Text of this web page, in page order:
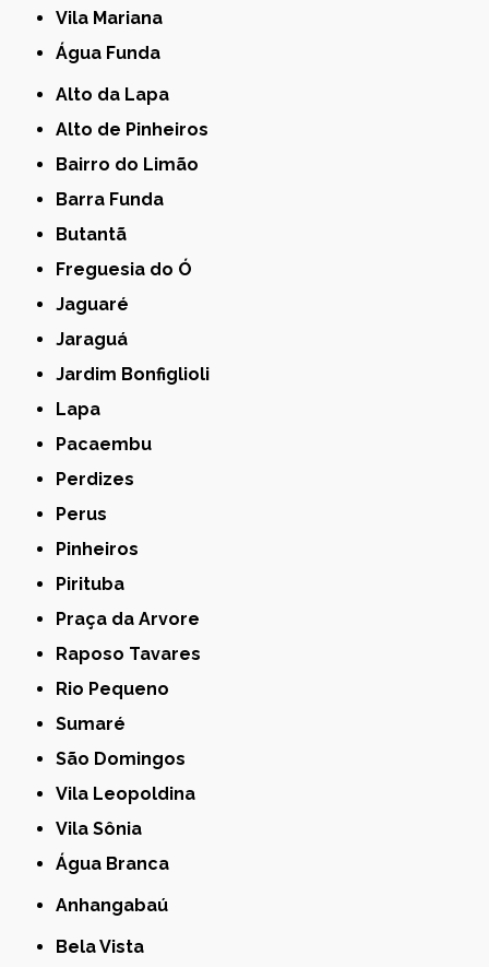
Vila Mariana
Água Funda
Alto da Lapa
Alto de Pinheiros
Bairro do Limão
Barra Funda
Butantã
Freguesia do Ó
Jaguaré
Jaraguá
Jardim Bonfiglioli
Lapa
Pacaembu
Perdizes
Perus
Pinheiros
Pirituba
Praça da Arvore
Raposo Tavares
Rio Pequeno
Sumaré
São Domingos
Vila Leopoldina
Vila Sônia
Água Branca
Anhangabaú
Bela Vista